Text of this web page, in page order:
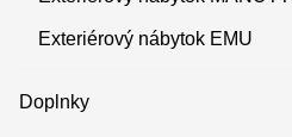
Exteriérový nábytok EMU
Doplnky